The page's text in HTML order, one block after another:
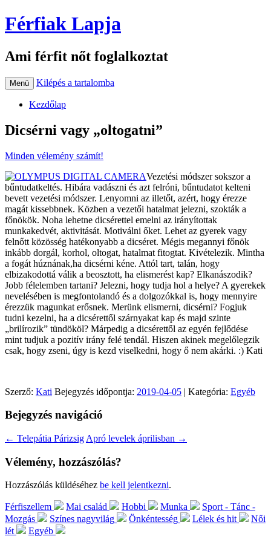
Férfiak Lapja
Ami férfit nőt foglalkoztat
Menü Kilépés a tartalomba
Kezdőlap
Dicsérni vagy „oltogatni”
Minden vélemény számít!
Vezetési módszer sokszor a
bűntudatkeltés. Hibára vadászni és azt felróni, bűntudatot kelteni
bevett vezetési módszer. Lenyomni az illetőt, azért, hogy érezze
magát kissebbnek. Közben a vezetői hatalmat jelezni, szokták a
főnökök. Noha lehetne dicsérettel emelni az irányítottak
munkakedvét, aktivitását. Motiválni őket. Lehet az gyerek vagy
felnőtt közösség hatékonyabb a dicséret. Mégis megannyi főnök
inkább dorgál, korhol, oltogat, hatalmat fitogtat. Kivételezik. Mintha
a fogát húznának,ha dicsérni kéne. Attól tart, talán, hogy
elbizakodottá válik a beosztott, ha elismerést kap? Elkanászodik?
Jobb félelemben tartani? Jelezni, hogy tudja hol a helye? A gyerekek
nevelésében is megfontolandó és a dolgozókkal is, hogy mennyire
érezzük magunkat erősnek. Merünk elismerni, dicsérni? Fogjuk
tudni kezelni, ha a dicsérettől szárnyakat kap és majd szinte
„brilírozik” tündököl? Márpedig a dicsérettől az egyén fejlődése
mint tudjuk a pozitív irány felé tendál. Hiszen akinek megelőlegzik
csak, hogy zseni, úgy is kezd viselkedni, hogy ő nem akárki. :) Kati
Szerző: Kati Bejegyzés időpontja: 2019-04-05 | Kategória: Egyéb
Bejegyzés navigáció
← Telepátia Párizsig Apró levelek áprilisban →
Vélemény, hozzászólás?
Hozzászólás küldéséhez be kell jelentkezni.
Férfiszellem Mai család Hobbi Munka
Sport - Tánc -
Mozgás
Színes nagyvilág Önkéntesség Lélek és hit
Női
lét
Egyéb